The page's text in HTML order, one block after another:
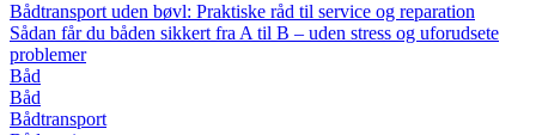
Bådtransport uden bøvl: Praktiske råd til service og reparation
Sådan får du båden sikkert fra A til B – uden stress og uforudsete
problemer
Båd
Båd
Bådtransport